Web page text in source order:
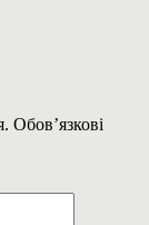
Обов’язкові